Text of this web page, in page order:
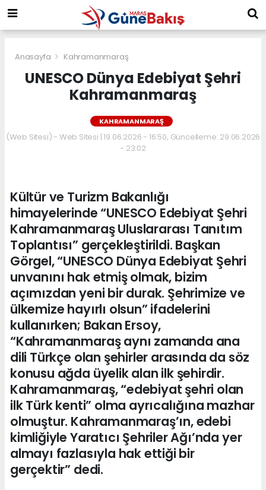
Anasayfa Kahramanmaraş
UNESCO Dünya Edebiyat Şehri
Kahramanmaraş
KAHRAMANMARAŞ
(Web Sitesi) - Web Sitesi | 19.06.2026 - 16:50, Güncelleme: 29.06.2026
- 23:02
Kültür ve Turizm Bakanlığı
himayelerinde “UNESCO Edebiyat Şehri
Kahramanmaraş Uluslararası Tanıtım
Toplantısı” gerçekleştirildi. Başkan
Görgel, “UNESCO Dünya Edebiyat Şehri
unvanını hak etmiş olmak, bizim
açımızdan yeni bir durak. Şehrimize ve
ülkemize hayırlı olsun” ifadelerini
kullanırken; Bakan Ersoy,
“Kahramanmaraş aynı zamanda ana
dili Türkçe olan şehirler arasında da söz
konusu ağda üyelik alan ilk şehirdir.
Kahramanmaraş, “edebiyat şehri olan
ilk Türk kenti” olma ayrıcalığına mazhar
olmuştur. Kahramanmaraş’ın, edebi
kimliğiyle Yaratıcı Şehriler Ağı’nda yer
almayı fazlasıyla hak ettiği bir
gerçektir” dedi.